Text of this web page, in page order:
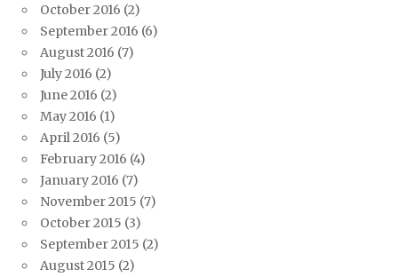
October 2016 (2)
September 2016 (6)
August 2016 (7)
July 2016 (2)
June 2016 (2)
May 2016 (1)
April 2016 (5)
February 2016 (4)
January 2016 (7)
November 2015 (7)
October 2015 (3)
September 2015 (2)
August 2015 (2)